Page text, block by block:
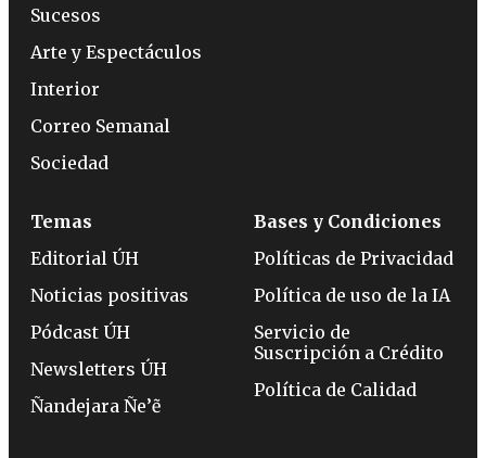
Sucesos
Arte y Espectáculos
Interior
Correo Semanal
Sociedad
Temas
Editorial ÚH
Noticias positivas
Pódcast ÚH
Newsletters ÚH
Ñandejara Ñe’ẽ
Bases y Condiciones
Políticas de Privacidad
Política de uso de la IA
Servicio de
Suscripción a Crédito
Política de Calidad